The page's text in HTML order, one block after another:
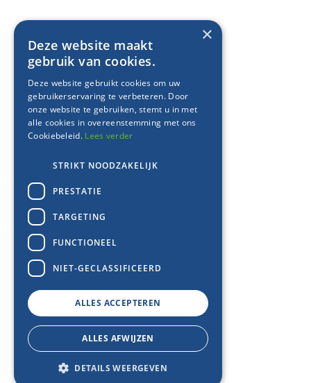
×
Deze website maakt
gebruik van cookies.
Deze website gebruikt cookies om uw
gebruikerservaring te verbeteren. Door
onze website te gebruiken, stemt u in met
alle cookies in overeenstemming met ons
Cookiebeleid. Lees verder
STRIKT NOODZAKELIJK
PRESTATIE
TARGETING
FUNCTIONEEL
NIET-GECLASSIFICEERD
ALLES ACCEPTEREN
ALLES AFWIJZEN
DETAILS WEERGEVEN